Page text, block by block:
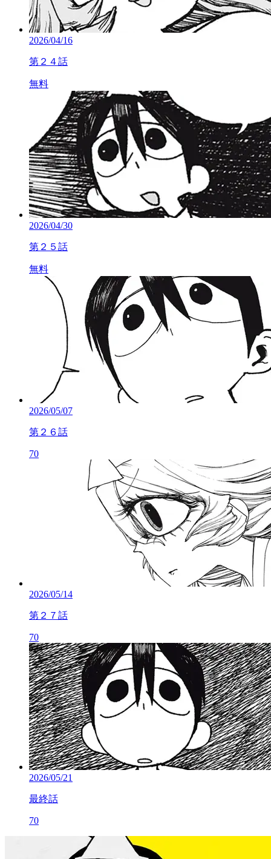
2026/04/16
第２４話
無料
2026/04/30
第２５話
無料
2026/05/07
第２６話
70
2026/05/14
第２７話
70
2026/05/21
最終話
70